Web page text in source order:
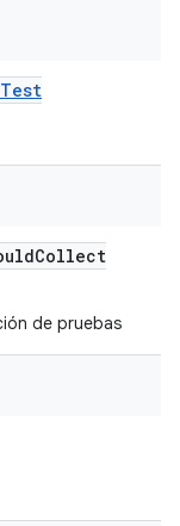
Collect
de pruebas